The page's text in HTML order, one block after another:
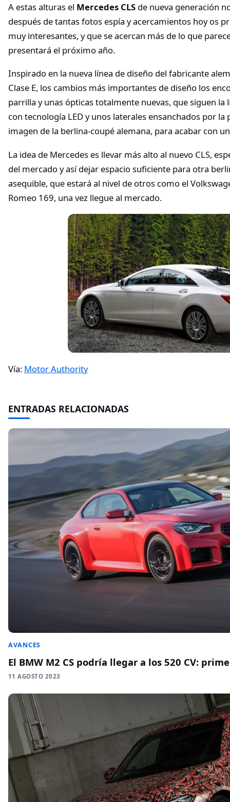
A estas alturas el Mercedes CLS de nueva generación
después de tantas fotos espía y acercamientos hoy os
muy interesantes, y que se acercan más de lo que
presentará el próximo año.
Inspirado en la nueva línea de diseño del fabricante
Clase E, los cambios más importantes de diseño los
parrilla y unas ópticas totalmente nuevas, que siguen la
con tecnología LED y unos laterales ensanchados por
imagen de la berlina-coupé alemana, para acabar con
La idea de Mercedes es llevar más alto al nuevo CLS,
del mercado y así dejar espacio suficiente para otra
asequible, que estará al nivel de otros como el
Romeo 169, una vez llegue al mercado.
Vía: Motor Authority
ENTRADAS RELACIONADAS
AVANCES
El BMW M2 CS podría llegar a los 520 CV:
11 AGOSTO 2023